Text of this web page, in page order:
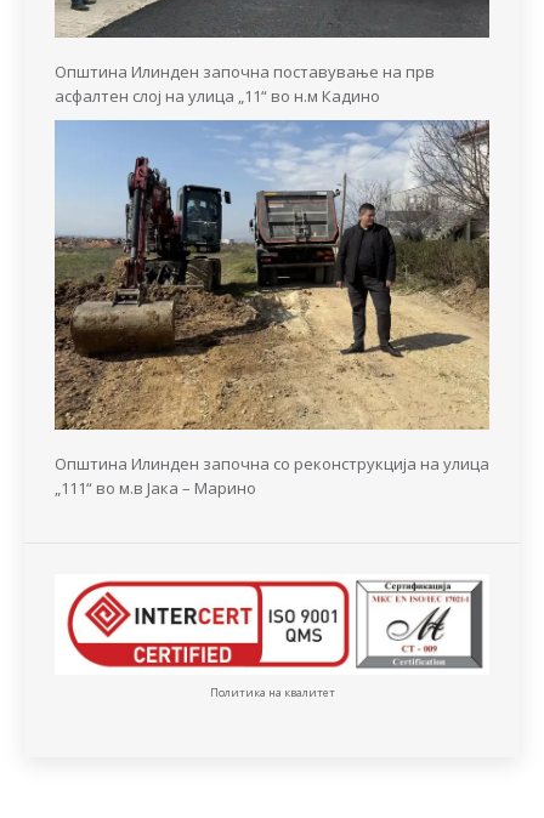
Општина Илинден започна поставување на прв
асфалтен слој на улица „11“ во н.м Кадино
Општина Илинден започна со реконструкција на улица
„111“ во м.в Јака – Марино
Политика на квалитет